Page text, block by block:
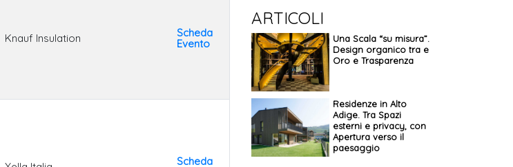
Knauf Insulation
Scheda
Evento
Scheda
ARTICOLI
Una Scala “su misura”.
Design organico tra e
Oro e Trasparenza
Residenze in Alto
Adige. Tra Spazi
esterni e privacy, con
Apertura verso il
paesaggio